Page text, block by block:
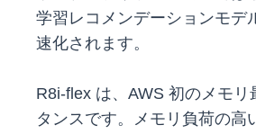
学習レコメンデーションモデ
速化されます。
R8i-flex は、AWS 初のメモリ
タンスです。メモリ負荷の高